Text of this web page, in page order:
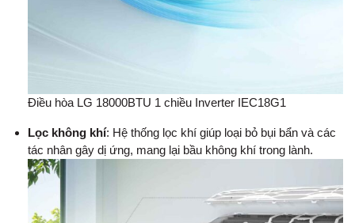
Điều hòa LG 18000BTU 1 chiều Inverter IEC18G1
Lọc không khí: Hệ thống lọc khí giúp loại bỏ bụi bẩn và các
tác nhân gây dị ứng, mang lại bầu không khí trong lành.